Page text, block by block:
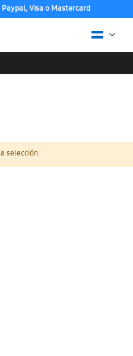
Paypal, Visa o Mastercard
selección.